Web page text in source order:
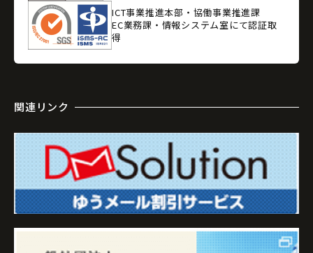
ICT事業推進本部・協働事業推進課
EC業務課・情報システム室にて認証取
得
関連リンク